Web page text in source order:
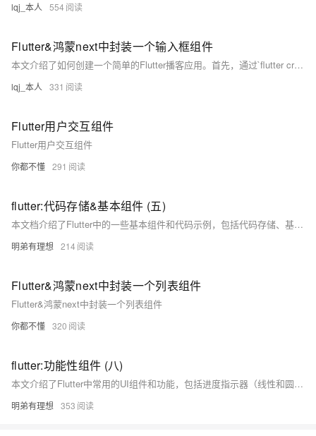
lqj_本人 554
Flutter&鸿蒙next中封装一个输入框组件
本文介绍了如何创建一个简单的Flutter播客应用。首先，通过`flutter create`命令创建项目；接着，在`lib`目录下封装一个自定义输入框组件`CustomInput`；然后，在主应用文件`main.dart`中使用该输入框组件，实现简单的UI布局和功能；最后，通过`flutter run`启动应用。本文还提供了后续扩展建议，如状态管理、网络请求和UI优化。
lqj_本人 331
Flutter用户交互组件
Flutter用户交互组件
你都不懂 291
flutter:代码存储&基本组件 (五)
本文档介绍了Flutter中的一些基本组件和代码示例，包括代码存储、基本组件如AppBar的简单使用、可滑动切换的标签栏、TextField的多种用法（如简单使用、登录页面、文本控制器的监听与使用、修饰等），以及如何实现点击空白区域隐藏键盘等功能。通过这些示例，开发者可以快速掌握在Flutter应用中实现常见UI元素的方法。
明弟有理想 214
Flutter&鸿蒙next中封装一个列表组件
Flutter&鸿蒙next中封装一个列表组件
你都不懂 320
flutter:功能性组件 (八)
本文介绍了Flutter中常用的UI组件和功能，包括进度指示器（线性和圆形）、下拉刷新、选项按钮（单选按钮、复选框、开关）、手势识别（GestureDetector、Ink和InkWell）以及提示和Offstage组件的使用方法和示例代码。这些组件和功能可以帮助开发者快速构建交互丰富的应用程序界面。
明弟有理想 353